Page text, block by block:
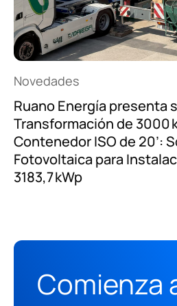
Novedades
Ruano Energía presenta
Transformación de 3000
Contenedor ISO de 20’:
Fotovoltaica para
3183,7 kWp
Comienza